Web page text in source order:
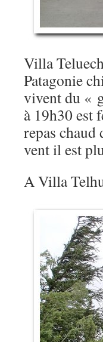
Villa
Patagonie
vivent du «
à 19h30 est
repas
vent il est
A Villa